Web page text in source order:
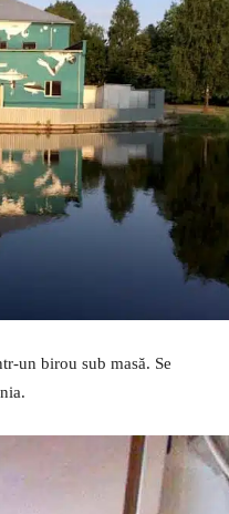
un birou sub masă. Se